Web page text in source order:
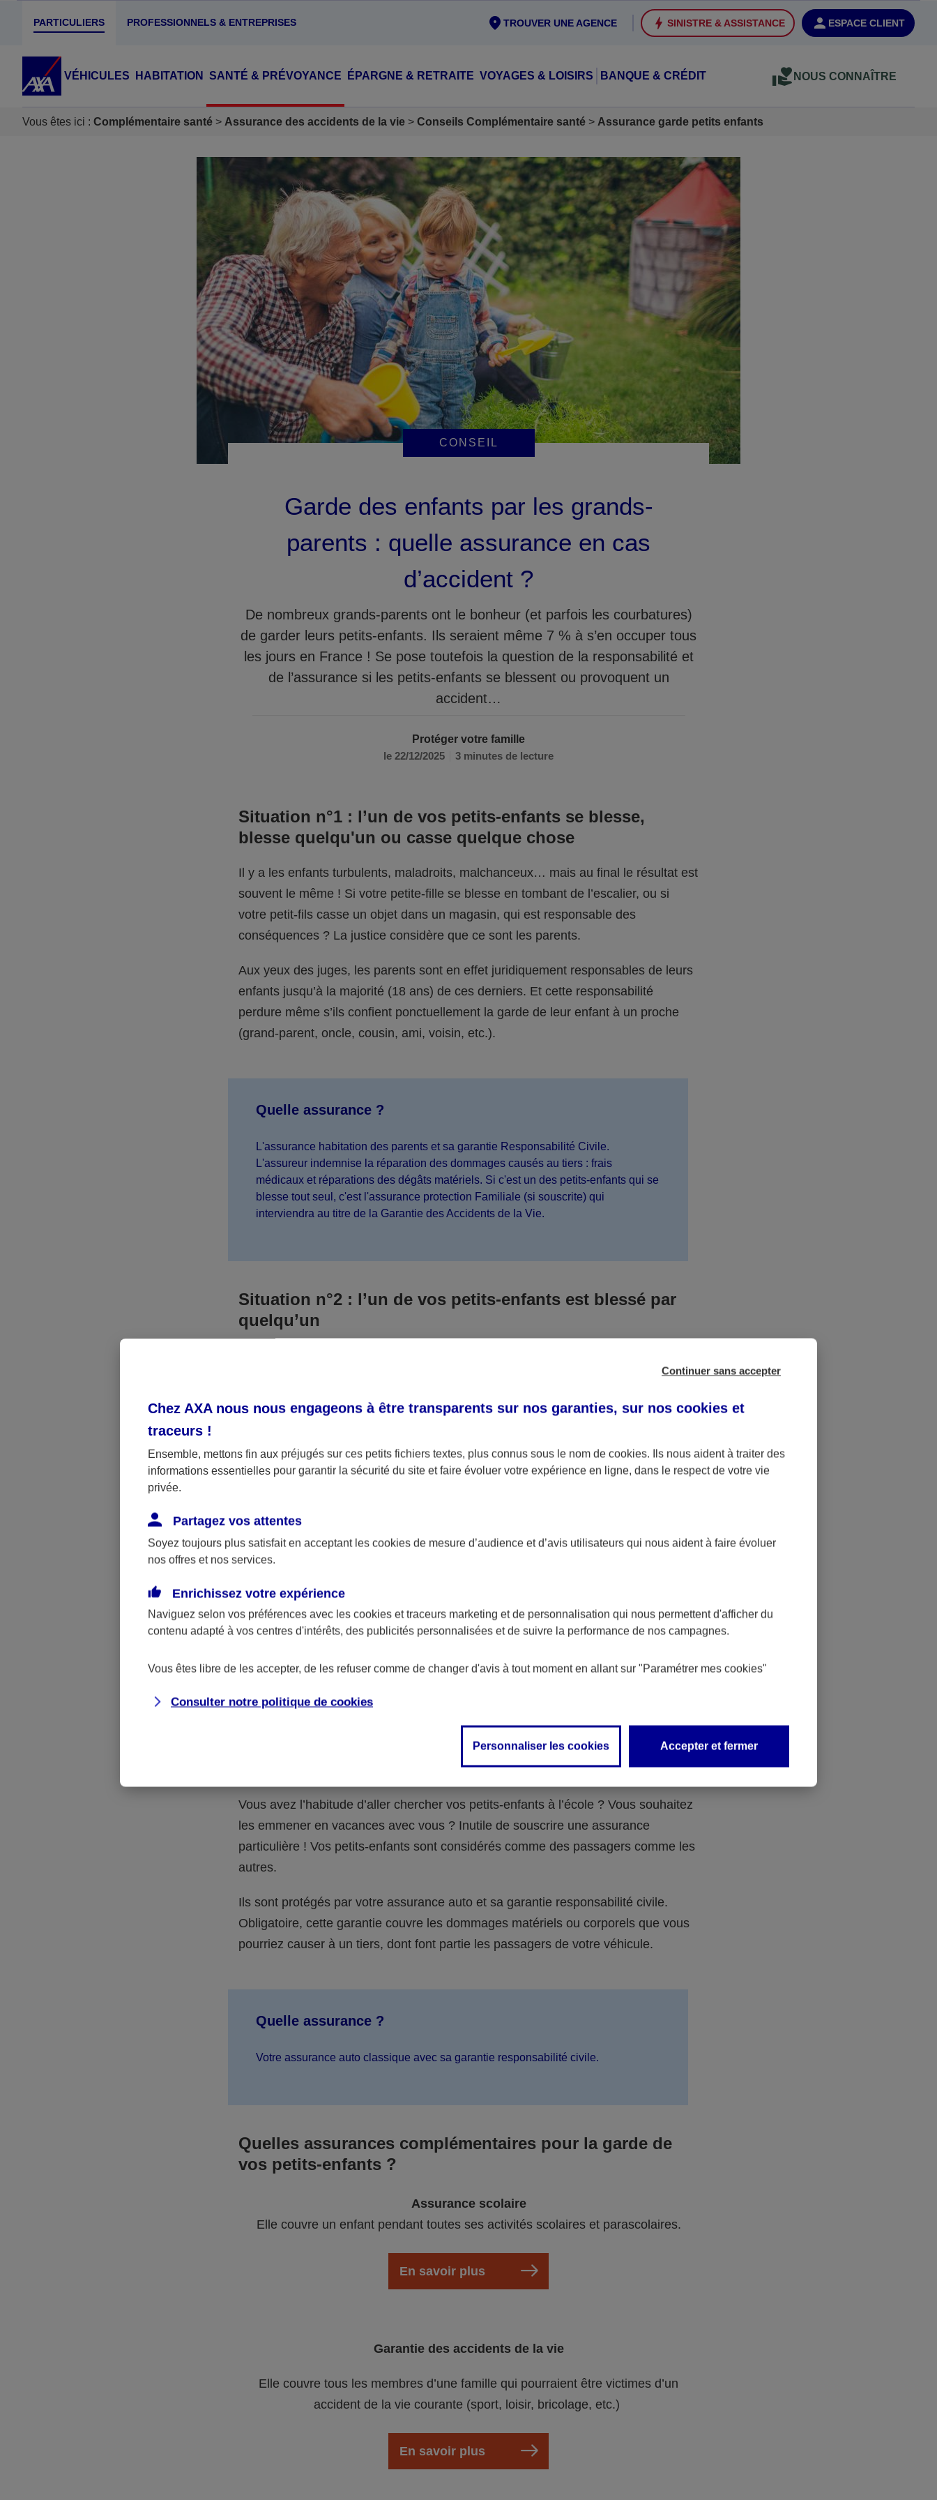
PARTICULIERS PROFESSIONNELS & ENTREPRISES ESPACE CLIENT
SINISTRE & ASSISTANCE
TROUVER UNE AGENCE
VÉHICULES HABITATION SANTÉ & PRÉVOYANCE ÉPARGNE & RETRAITE VOYAGES & LOISIRS BANQUE & CRÉDIT NOUS CONNAÎTRE
Vous êtes ici : Complémentaire santé Assurance des accidents de la vie Conseils Complémentaire santé Assurance garde petits enfants
CONSEIL
Protéger votre famille
le 22/12/2025
3 minutes de lecture
Garde des enfants par les grands-
parents : quelle assurance en cas
d’accident ?
De nombreux grands-parents ont le bonheur (et parfois les courbatures)
de garder leurs petits-enfants. Ils seraient même 7 % à s’en occuper tous
les jours en France ! Se pose toutefois la question de la responsabilité et
de l’assurance si les petits-enfants se blessent ou provoquent un
accident…
Situation n°1 : l’un de vos petits-enfants se blesse,
blesse quelqu'un ou casse quelque chose
Il y a les enfants turbulents, maladroits, malchanceux… mais au final le résultat est
souvent le même ! Si votre petite-fille se blesse en tombant de l’escalier, ou si
votre petit-fils casse un objet dans un magasin, qui est responsable des
conséquences ? La justice considère que ce sont les parents.
Aux yeux des juges, les parents sont en effet juridiquement responsables de leurs
enfants jusqu’à la majorité (18 ans) de ces derniers. Et cette responsabilité
perdure même s’ils confient ponctuellement la garde de leur enfant à un proche
(grand-parent, oncle, cousin, ami, voisin, etc.).
Quelle assurance ?
L'assurance habitation des parents et sa garantie Responsabilité Civile.
L'assureur indemnise la réparation des dommages causés au tiers : frais
médicaux et réparations des dégâts matériels. Si c'est un des petits-enfants qui se
blesse tout seul, c'est l'assurance protection Familiale (si souscrite) qui
interviendra au titre de la Garantie des Accidents de la Vie.
Situation n°2 : l’un de vos petits-enfants est blessé par
quelqu’un
responsable. Aux yeux de la justice, le responsable est la personne ayant entrainé
médicaux et éventuelles indemnisations en guise de dommage.
Néanmoins, si aucun responsable n’a été désigné ou retrouvé pour l’accident dont
a été victime votre petit-fils ou petite-fille, seule une assurance spécifique
fonctionner.
Quelle assurance ?
La responsabilité civile de la personne désignée comme responsable de
accidents de la vie) que vous auriez souscrite pour votre famille.
Situation n°3 : vous avez un accident de voiture avec vos
Vous avez l’habitude d’aller chercher vos petits-enfants à l’école ? Vous souhaitez
les emmener en vacances avec vous ? Inutile de souscrire une assurance
particulière ! Vos petits-enfants sont considérés comme des passagers comme les
autres.
Ils sont protégés par votre assurance auto et sa garantie responsabilité civile.
Obligatoire, cette garantie couvre les dommages matériels ou corporels que vous
pourriez causer à un tiers, dont font partie les passagers de votre véhicule.
Quelle assurance ?
Votre assurance auto classique avec sa garantie responsabilité civile.
Quelles assurances complémentaires pour la garde de
vos petits-enfants ?
Assurance scolaire
Elle couvre un enfant pendant toutes ses activités scolaires et parascolaires.
En savoir plus
Garantie des accidents de la vie
Elle couvre tous les membres d’une famille qui pourraient être victimes d’un
accident de la vie courante (sport, loisir, bricolage, etc.)
En savoir plus
Continuer sans accepter
Chez AXA nous nous engageons à être transparents sur nos garanties, sur nos cookies et
traceurs !
Ensemble, mettons fin aux préjugés sur ces petits fichiers textes, plus connus sous le nom de cookies. Ils nous aident à traiter des
informations essentielles pour garantir la sécurité du site et faire évoluer votre expérience en ligne, dans le respect de votre vie
privée.
Partagez vos attentes
Soyez toujours plus satisfait en acceptant les cookies de mesure d’audience et d’avis utilisateurs qui nous aident à faire évoluer
nos offres et nos services.
Enrichissez votre expérience
Naviguez selon vos préférences avec les cookies et traceurs marketing et de personnalisation qui nous permettent d'afficher du
contenu adapté à vos centres d'intérêts, des publicités personnalisées et de suivre la performance de nos campagnes.
Vous êtes libre de les accepter, de les refuser comme de changer d'avis à tout moment en allant sur "Paramétrer mes cookies"
Consulter notre politique de cookies
Personnaliser les cookies Accepter et fermer